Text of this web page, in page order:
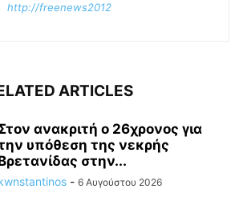
http://freenews2012
ARTICLES
ανακριτή ο 26χρονος για
υπόθεση της νεκρής
στην...
- 6 Αυγούστου 2026